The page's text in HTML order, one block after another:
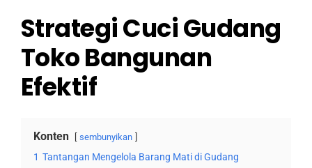
Strategi Cuci Gudang
Toko Bangunan
Efektif
Konten sembunyikan
1 Tantangan Mengelola Barang Mati di Gudang